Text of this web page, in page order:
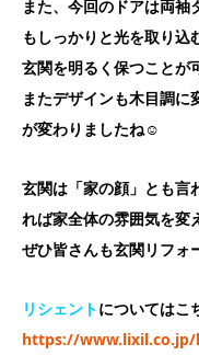
また、今回のドアは両
もしっかりと光を取り込
玄関を明るく保つことが
またデザインも木目調
が変わりましたね☺
玄関は「家の顔」とも言
れば家全体の雰囲気を変
ぜひ皆さんも玄関リフォ
リシェントについてはこ
https://